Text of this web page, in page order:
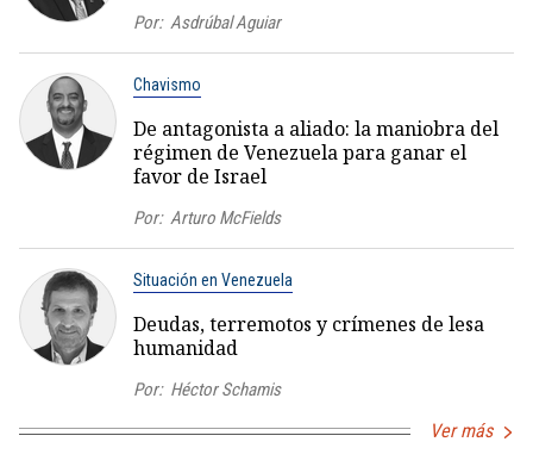
Por: Asdrúbal Aguiar
Chavismo
De antagonista a aliado: la maniobra del
régimen de Venezuela para ganar el
favor de Israel
Por: Arturo McFields
Situación en Venezuela
Deudas, terremotos y crímenes de lesa
humanidad
Por: Héctor Schamis
Ver más